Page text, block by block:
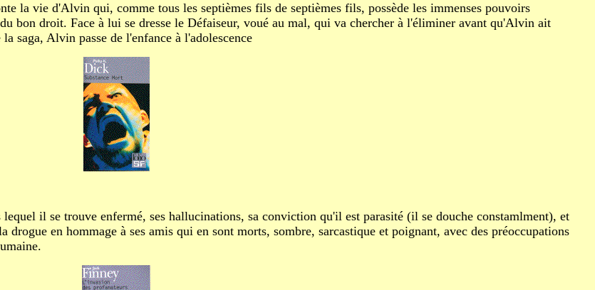
la vie d'Alvin qui, comme tous les septièmes fils de septièmes fils, possède les immenses pouvoirs
bon droit. Face à lui se dresse le Défaiseur, voué au mal, qui va chercher à l'éliminer avant qu'Alvin ait
saga, Alvin passe de l'enfance à l'adolescence
il se trouve enfermé, ses hallucinations, sa conviction qu'il est parasité (il se douche constamlment), et
en hommage à ses amis qui en sont morts, sombre, sarcastique et poignant, avec des préoccupations